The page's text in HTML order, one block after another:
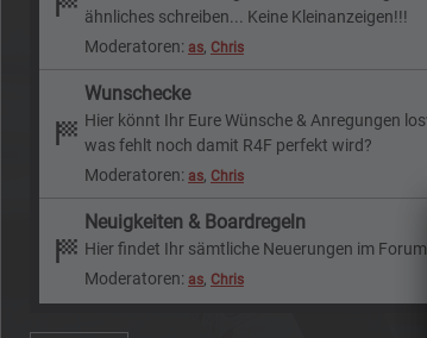
ähnliches schreiben... Keine Kleinanzeigen!!!
Moderatoren: as, Chris
Wunschecke
Hier könnt Ihr Eure Wünsche & Anregungen
was fehlt noch damit R4F perfekt wird?
Moderatoren: as, Chris
Neuigkeiten & Boardregeln
Hier findet Ihr sämtliche Neuerungen im
Moderatoren: as, Chris